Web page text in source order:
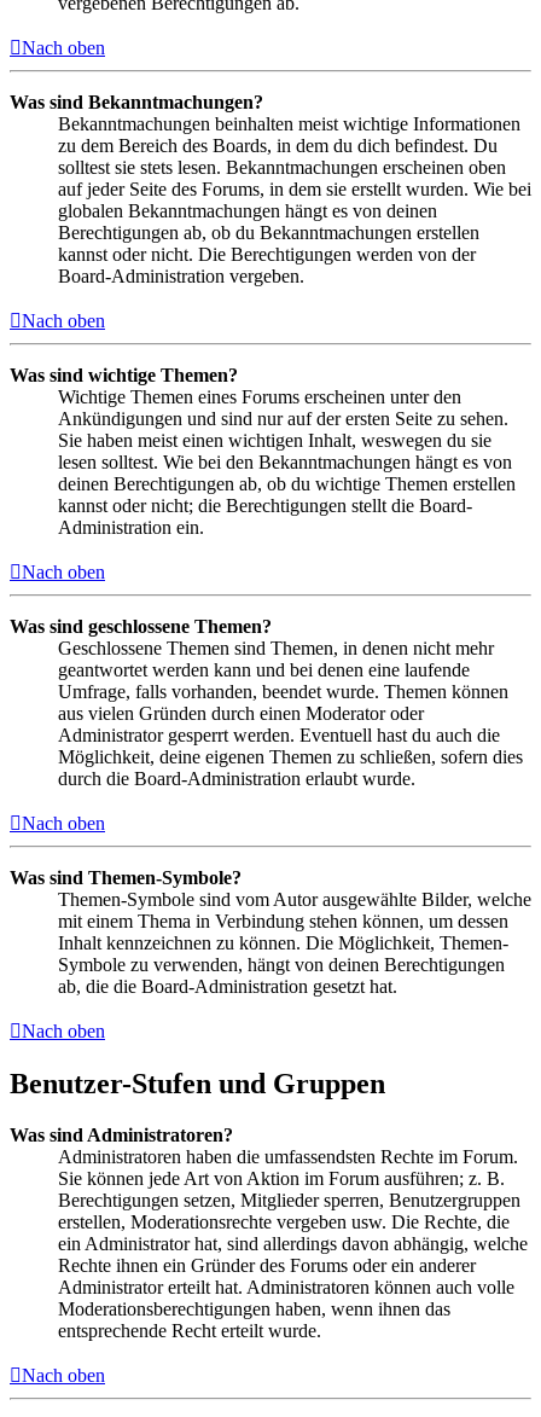
Nach oben
Was sind Bekanntmachungen?
Bekanntmachungen beinhalten meist wichtige Informationen
zu dem Bereich des Boards, in dem du dich befindest. Du
solltest sie stets lesen. Bekanntmachungen erscheinen oben
auf jeder Seite des Forums, in dem sie erstellt wurden. Wie bei
globalen Bekanntmachungen hängt es von deinen
Berechtigungen ab, ob du Bekanntmachungen erstellen
kannst oder nicht. Die Berechtigungen werden von der
Board-Administration vergeben.
Nach oben
Was sind wichtige Themen?
Wichtige Themen eines Forums erscheinen unter den
Ankündigungen und sind nur auf der ersten Seite zu sehen.
Sie haben meist einen wichtigen Inhalt, weswegen du sie
lesen solltest. Wie bei den Bekanntmachungen hängt es von
deinen Berechtigungen ab, ob du wichtige Themen erstellen
kannst oder nicht; die Berechtigungen stellt die Board-
Administration ein.
Nach oben
Was sind geschlossene Themen?
Geschlossene Themen sind Themen, in denen nicht mehr
geantwortet werden kann und bei denen eine laufende
Umfrage, falls vorhanden, beendet wurde. Themen können
aus vielen Gründen durch einen Moderator oder
Administrator gesperrt werden. Eventuell hast du auch die
Möglichkeit, deine eigenen Themen zu schließen, sofern dies
durch die Board-Administration erlaubt wurde.
Nach oben
Was sind Themen-Symbole?
Themen-Symbole sind vom Autor ausgewählte Bilder, welche
mit einem Thema in Verbindung stehen können, um dessen
Inhalt kennzeichnen zu können. Die Möglichkeit, Themen-
Symbole zu verwenden, hängt von deinen Berechtigungen
ab, die die Board-Administration gesetzt hat.
Nach oben
Benutzer-Stufen und Gruppen
Was sind Administratoren?
Administratoren haben die umfassendsten Rechte im Forum.
Sie können jede Art von Aktion im Forum ausführen; z. B.
Berechtigungen setzen, Mitglieder sperren, Benutzergruppen
erstellen, Moderationsrechte vergeben usw. Die Rechte, die
ein Administrator hat, sind allerdings davon abhängig, welche
Rechte ihnen ein Gründer des Forums oder ein anderer
Administrator erteilt hat. Administratoren können auch volle
Moderationsberechtigungen haben, wenn ihnen das
entsprechende Recht erteilt wurde.
Nach oben